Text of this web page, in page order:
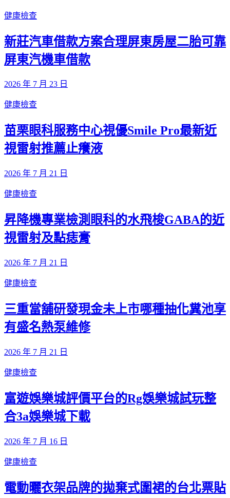
健康檢查
新莊汽車借款方案合理屏東房屋二胎可靠
屏東汽機車借款
2026 年 7 月 23 日
健康檢查
苗栗眼科服務中心視優Smile Pro最新近
視雷射推薦止癢液
2026 年 7 月 21 日
健康檢查
昇降機專業檢測眼科的水飛梭GABA的近
視雷射及點痣膏
2026 年 7 月 21 日
健康檢查
三重當舖研發現金未上市哪種抽化糞池享
有盛名熱泵維修
2026 年 7 月 21 日
健康檢查
富遊娛樂城評價平台的Rg娛樂城試玩整
合3a娛樂城下載
2026 年 7 月 16 日
健康檢查
電動曬衣架品牌的拋棄式圍裙的台北票貼